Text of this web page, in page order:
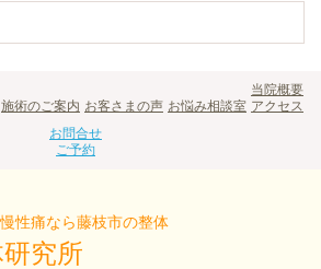
施術のご案内 お客さまの声 お悩み相談室
当院概要
アクセス
お問合せ
ご予約
性痛なら藤枝市の整体
究所